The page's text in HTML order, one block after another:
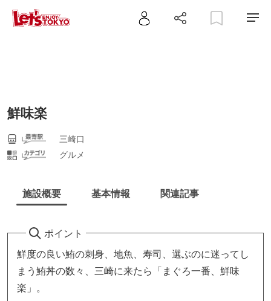
鮮味楽
三崎口
グルメ
施設概要 基本情報 関連記事
ポイント
鮮度の良い鮪の刺身、地魚、寿司、選ぶのに迷ってし
まう鮪丼の数々、三崎に来たら「まぐろ一番、鮮味
楽」。